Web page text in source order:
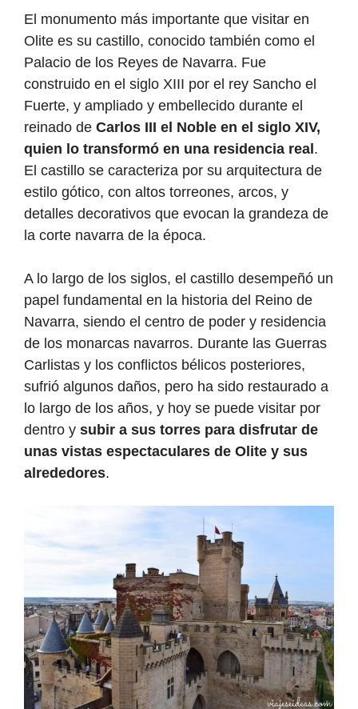
El monumento más importante que visitar en
Olite es su castillo, conocido también como el
Palacio de los Reyes de Navarra. Fue
construido en el siglo XIII por el rey Sancho el
Fuerte, y ampliado y embellecido durante el
reinado de Carlos III el Noble en el siglo XIV,
quien lo transformó en una residencia real .
El castillo se caracteriza por su arquitectura de
estilo gótico, con altos torreones, arcos, y
detalles decorativos que evocan la grandeza de
la corte navarra de la época.
A lo largo de los siglos, el castillo desempeñó un
papel fundamental en la historia del Reino de
Navarra, siendo el centro de poder y residencia
de los monarcas navarros. Durante las Guerras
Carlistas y los conflictos bélicos posteriores,
sufrió algunos daños, pero ha sido restaurado a
lo largo de los años, y hoy se puede visitar por
dentro y subir a sus torres para disfrutar de
unas vistas espectaculares de Olite y sus
alrededores.